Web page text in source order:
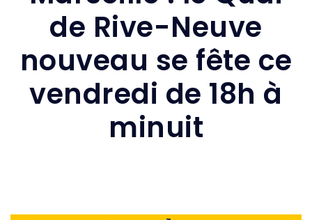
de Rive-Neuve
nouveau se fête ce
vendredi de 18h à
minuit